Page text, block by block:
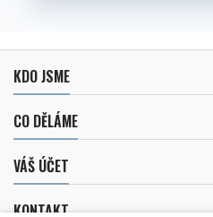
KDO JSME
CO DĚLÁME
VÁŠ ÚČET
KONTAKT